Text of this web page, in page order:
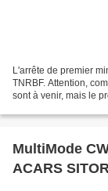
L'arrête de premier
TNRBF. Attention,
sont à venir, mais le
MultiMode
ACARS